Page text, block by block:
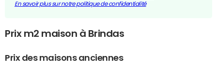
En savoir plus sur notre politique de confidentialité
Prix m2 maison à Brindas
Prix des maisons anciennes